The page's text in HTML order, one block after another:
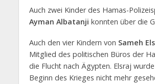
Auch zwei Kinder des Hamas-
Ayman Albatanji konnten über die
Auch den vier Kindern von Sameh
Mitglied des politischen Büros der
die Flucht nach Ägypten. Elsraj
Beginn des Krieges nicht mehr